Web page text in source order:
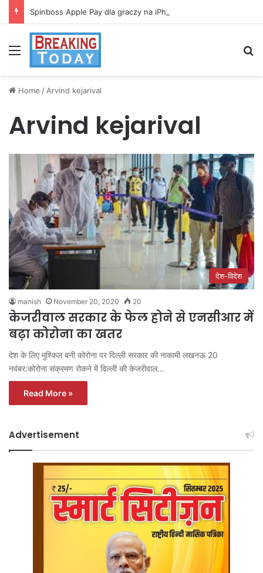
Spinboss Apple Pay dla graczy na iPhone
Menu
Home / Arvind kejarival
Arvind kejarival
देश-विदेश
manish November 20, 2020 20
केजरीवाल सरकार के फेल होने से एनसीआर में
बढ़ा कोरोना का खतर
देश के लिए मुश्किल बनी कोरोना पर दिल्‍ली सरकार की नाकामी लखनऊ 20
नवंबर:कोरोना संक्रमण रोकने में दिल्‍ली की केजरीवाल…
Read More »
Advertisement